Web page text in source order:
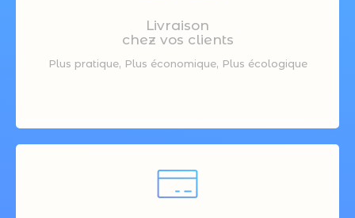
Livraison
chez vos clients
Plus pratique, Plus économique, Plus écologique